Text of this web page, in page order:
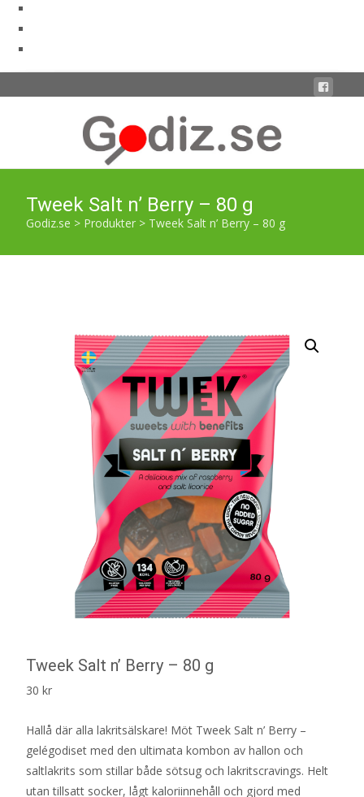
Tweek Salt n’ Berry – 80 g
Godiz.se > Produkter > Tweek Salt n’ Berry – 80 g
Tweek Salt n’ Berry – 80 g
30 kr
Hallå där alla lakritsälskare! Möt Tweek Salt n’ Berry –
gelégodiset med den ultimata kombon av hallon och
saltlakrits som stillar både sötsug och lakritscravings. Helt
utan tillsatt socker, lågt kaloriinnehåll och gjord med